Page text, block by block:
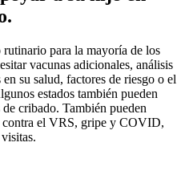
para la mayoría de los
vacunas adicionales, análisis
su salud, factores de riesgo o el
estados también pueden
cribado. También pueden
contra el VRS, gripe y COVID,